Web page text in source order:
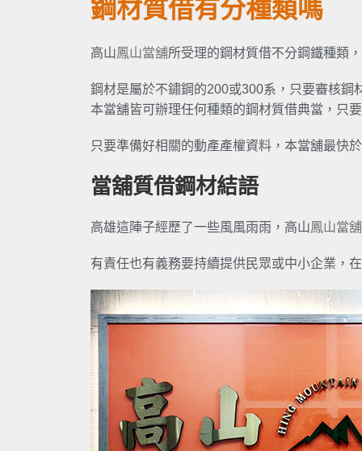
鋼材質借有分種類嗎
高山鳳山當舖所受理的鋼材質借不分鋼鐵種類
鋼材是屬於不鏽鋼的200或300系，只要審核鋼
本當舖皆可辦理任何種類的鋼材質借典當，只
只要準備好相關的動產產權資料，本當舖最快
當舖質借鋼材結語
高雄這陣子經歷了一些風風雨雨，高山鳳山當舖
有責任也有義務要持續提供民眾或中小企業，